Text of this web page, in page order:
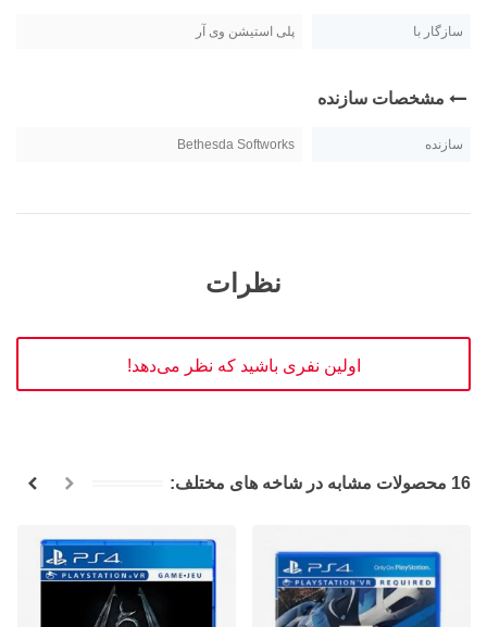
سازگار با پلی استیشن وی آر
مشخصات سازنده
سازنده Bethesda Softworks
نظرات
اولین نفری باشید که نظر می‌دهد!
16 محصولات مشابه در شاخه های مختلف: